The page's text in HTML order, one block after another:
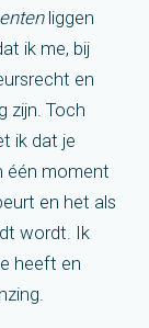
liggen
ik me, bij
en
zijn. Toch
ik dat je
één moment
en het als
wordt. Ik
heeft en